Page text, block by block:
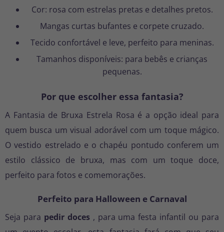
Cor: rosa com estrelas pretas e detalhes pretos.
Mangas curtas bufantes e corpete cruzado.
Tecido confortável e leve, perfeito para meninas.
Tamanhos disponíveis: para bebês e crianças
pequenas.
Por que escolher essa fantasia?
A Fantasia de Bruxa Estrela Rosa é a opção ideal para
quem busca um visual adorável com um toque mágico.
O vestido estrelado e o chapéu pontudo conferem um
estilo clássico de bruxa, mas com um toque doce,
perfeito para fotos e comemorações.
Perfeito para Halloween e Carnaval
Seja para pedir doces, para uma festa infantil ou para